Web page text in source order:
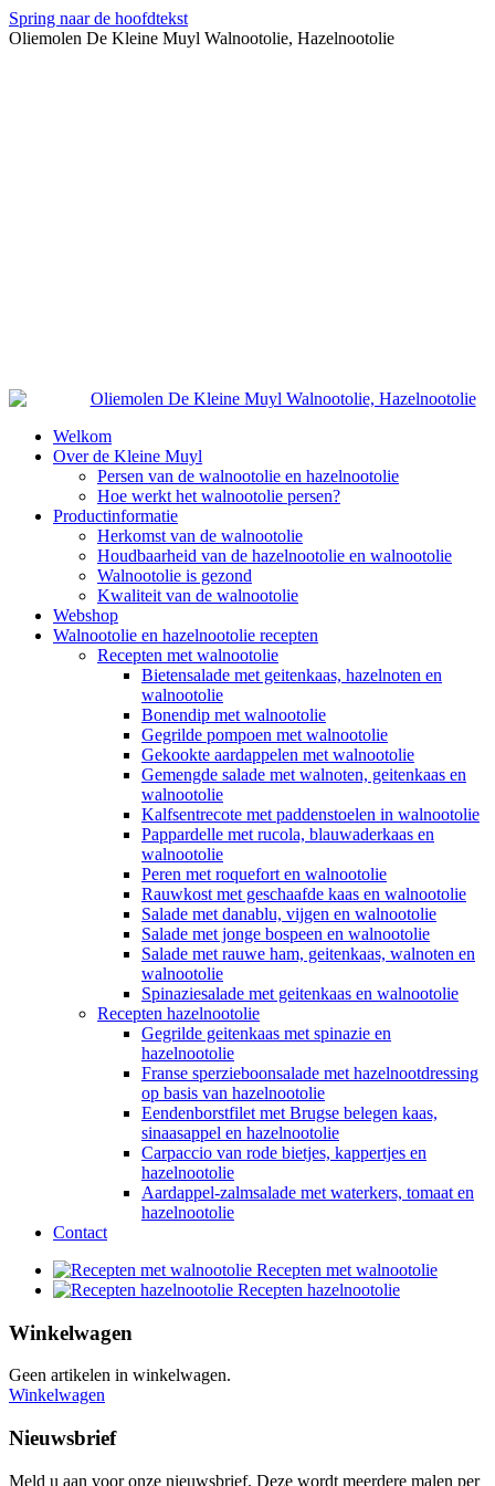
Spring naar de hoofdtekst
Oliemolen De Kleine Muyl Walnootolie, Hazelnootolie
Welkom
Over de Kleine Muyl
Persen van de walnootolie en hazelnootolie
Hoe werkt het walnootolie persen?
Productinformatie
Herkomst van de walnootolie
Houdbaarheid van de hazelnootolie en walnootolie
Walnootolie is gezond
Kwaliteit van de walnootolie
Webshop
Walnootolie en hazelnootolie recepten
Recepten met walnootolie
Bietensalade met geitenkaas, hazelnoten en
walnootolie
Bonendip met walnootolie
Gegrilde pompoen met walnootolie
Gekookte aardappelen met walnootolie
Gemengde salade met walnoten, geitenkaas en
walnootolie
Kalfsentrecote met paddenstoelen in walnootolie
Pappardelle met rucola, blauwaderkaas en
walnootolie
Peren met roquefort en walnootolie
Rauwkost met geschaafde kaas en walnootolie
Salade met danablu, vijgen en walnootolie
Salade met jonge bospeen en walnootolie
Salade met rauwe ham, geitenkaas, walnoten en
walnootolie
Spinaziesalade met geitenkaas en walnootolie
Recepten hazelnootolie
Gegrilde geitenkaas met spinazie en
hazelnootolie
Franse sperzieboonsalade met hazelnootdressing
op basis van hazelnootolie
Eendenborstfilet met Brugse belegen kaas,
sinaasappel en hazelnootolie
Carpaccio van rode bietjes, kappertjes en
hazelnootolie
Aardappel-zalmsalade met waterkers, tomaat en
hazelnootolie
Contact
Recepten met walnootolie
Recepten hazelnootolie
Winkelwagen
Geen artikelen in winkelwagen.
Winkelwagen
Nieuwsbrief
Meld u aan voor onze nieuwsbrief. Deze wordt meerdere malen per